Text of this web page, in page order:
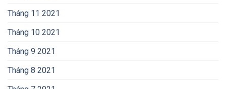
Tháng 11 2021
Tháng 10 2021
Tháng 9 2021
Tháng 8 2021